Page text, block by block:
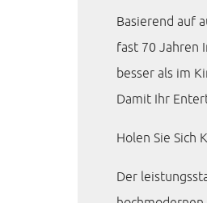
Basierend auf
fast 70 Jahren
besser als im
Damit Ihr
Holen Sie Sich
Der